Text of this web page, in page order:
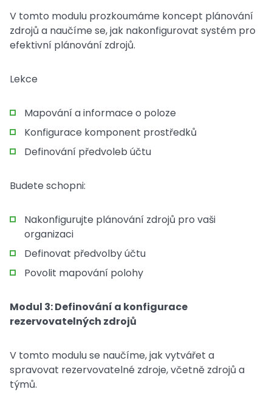
V tomto modulu prozkoumáme koncept plánování
zdrojů a naučíme se, jak nakonfigurovat systém pro
efektivní plánování zdrojů.
Lekce
Mapování a informace o poloze
Konfigurace komponent prostředků
Definování předvoleb účtu
Budete schopni:
Nakonfigurujte plánování zdrojů pro vaši
organizaci
Definovat předvolby účtu
Povolit mapování polohy
Modul 3: Definování a konfigurace
rezervovatelných zdrojů
V tomto modulu se naučíme, jak vytvářet a
spravovat rezervovatelné zdroje, včetně zdrojů a
týmů.